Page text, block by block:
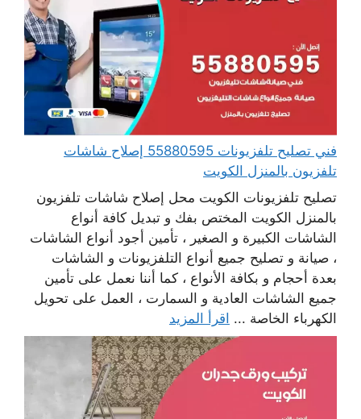
فني تصليح تلفزيونات 55880595 إصلاح شاشات
تلفزيون بالمنزل الكويت
تصليح تلفزيونات الكويت محل إصلاح شاشات تلفزيون
بالمنزل الكويت المختص بفك و تبديل كافة أنواع
الشاشات الكبيرة و الصغير ، تأمين أجود أنواع الشاشات
، صيانة و تصليح جميع أنواع التلفزيونات و الشاشات
بعدة أحجام و بكافة الأنواع ، كما أننا نعمل على تأمين
جميع الشاشات العادية و السمارت ، العمل على تحويل
الكهرباء الخاصة ... اقرأ المزيد